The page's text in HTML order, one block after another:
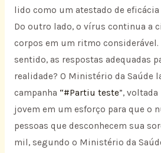
lido como um atestado de eficácia
Do outro lado, o vírus continua a
corpos em um ritmo considerável.
sentido, as respostas adequadas
realidade? O Ministério da Saúde
campanha “#Partiu teste”,
jovem em um esforço para que o
pessoas que desconhecem sua
mil, segundo o Ministério da